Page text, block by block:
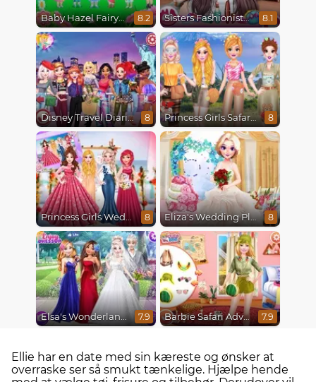
Baby Hazel Fairyland Ballet 8.2 Sisters Fashionista Makeup 8.1
Disney Travel Diaries: City Break 8 Princess Girls Safari Trip 8
Princess Girls Wedding Trip 8 Eliza's Wedding Planner 8
Elsa's Wonderland Wedding 7.9 Barbie Safari Adventure 7.9
Ellie har en date med sin kæreste og ønsker at
overraske ser så smukt tænkelige. Hjælpe hende